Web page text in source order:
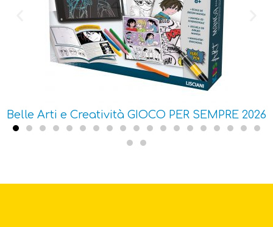
Belle Arti e Creatività GIOCO PER SEMPRE 2026